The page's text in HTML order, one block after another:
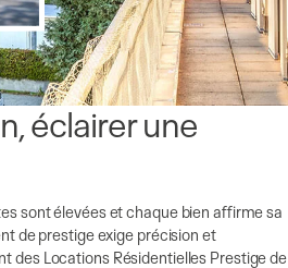
éclairer une
sont élevées et chaque bien affirme sa
de prestige exige précision et
des Locations Résidentielles Prestige de